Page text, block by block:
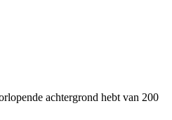
achtergrond hebt van 200